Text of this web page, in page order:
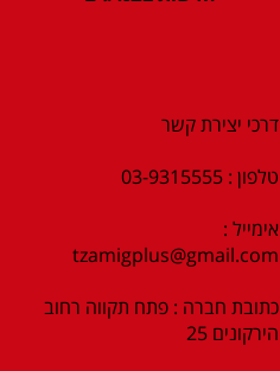
דרכי יצירת קשר
טלפון : 03-9315555
אימייל :
tzamigplus@gmail.com
כתובת חברה : פתח תקווה רחוב
הירקונים 25